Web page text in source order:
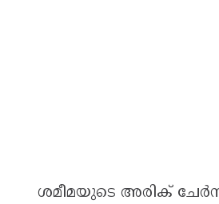
ശമീമയുടെ അരിക്